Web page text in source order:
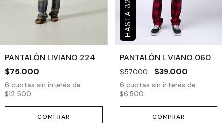
PANTALÓN LIVIANO 224
$75.000
6 cuotas sin interés de
$12.500
COMPRAR
32
PANTALÓN LIVIANO 060
$57.000 $39.000
6 cuotas sin interés de
$6.500
COMPRAR